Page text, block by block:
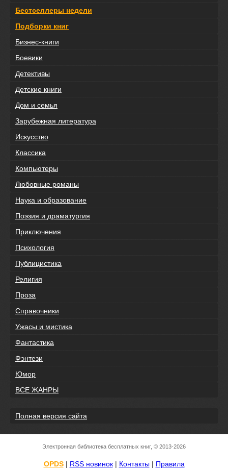
Бестселлеры недели
Подборки книг
Бизнес-книги
Боевики
Детективы
Детские книги
Дом и семья
Зарубежная литература
Искусство
Классика
Компьютеры
Любовные романы
Наука и образование
Поэзия и драматургия
Приключения
Психология
Публицистика
Религия
Проза
Справочники
Ужасы и мистика
Фантастика
Фэнтези
Юмор
ВСЕ ЖАНРЫ
Полная версия сайта
Электронная библиотека бесплатных книг, © 2013-2026
OPDS| RSS новинок| Контакты| Правила